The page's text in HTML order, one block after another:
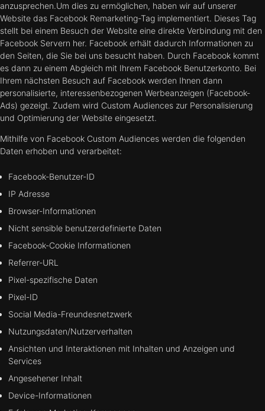
anzusprechen.Um dies zu ermöglichen, haben wir auf unserer
Website das Facebook Remarketing-Tag implementiert. Dieses Tag
stellt bei einem Besuch der Website eine direkte Verbindung mit den
Facebook Servern her. Facebook erhält dadurch Informationen zu
den Seiten, die Sie bei uns besucht haben. Durch Facebook kommt
es dann zu einem Abgleich mit Ihrem Facebook Benutzerkonto. Bei
Ihrem nächsten Besuch auf Facebook werden Ihnen dann
personalisierte, interessenbezogenen Werbeanzeigen (Facebook-
Ads) gezeigt. Zudem wird Custom Audiences zur Personalisierung
und Optimierung der Website eingesetzt.
Mithilfe von Facebook Custom Audiences werden die folgenden
Daten erhoben und verarbeitet:
Facebook-Benutzer-ID
IP Adresse
Browser-Informationen
Nicht sensible benutzerdefinierte Daten
Facebook-Cookie Informationen
Referrer-URL
Pixel-spezifische Daten
Pixel-ID
Social Media-Freundesnetzwerk
Nutzungsdaten/Nutzerverhalten
Ansichten und Interaktionen mit Inhalten und Anzeigen und
Services
Angesehener Inhalt
Device-Informationen